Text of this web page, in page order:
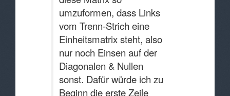
umzuformen, dass Links
vom Trenn-Strich eine
Einheitsmatrix steht, also
nur noch Einsen auf der
Diagonalen & Nullen
sonst. Dafür würde ich zu
Beginn die erste Zeile